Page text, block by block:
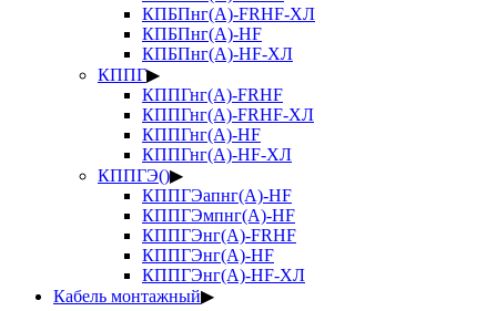
КПБПнг(А)-FRHF-ХЛ
КПБПнг(А)-HF
КПБПнг(А)-HF-ХЛ
КППГ▶
КППГнг(А)-FRHF
КППГнг(А)-FRHF-ХЛ
КППГнг(А)-HF
КППГнг(А)-HF-ХЛ
КППГЭ()▶
КППГЭапнг(А)-HF
КППГЭмпнг(А)-HF
КППГЭнг(А)-FRHF
КППГЭнг(А)-HF
КППГЭнг(А)-HF-ХЛ
Кабель монтажный▶